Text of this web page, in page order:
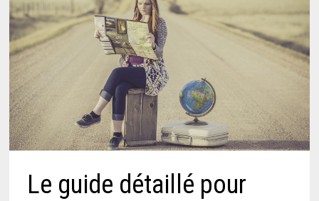
Le guide détaillé pour